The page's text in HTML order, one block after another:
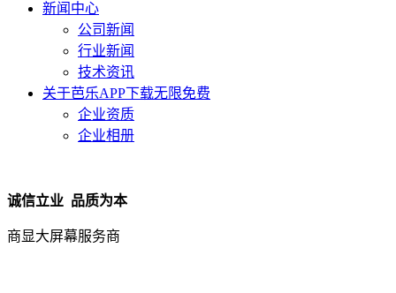
新闻中心
公司新闻
行业新闻
技术资讯
关于芭乐APP下载无限免费
企业资质
企业相册
诚信立业 品质为本
商显大屏幕服务商